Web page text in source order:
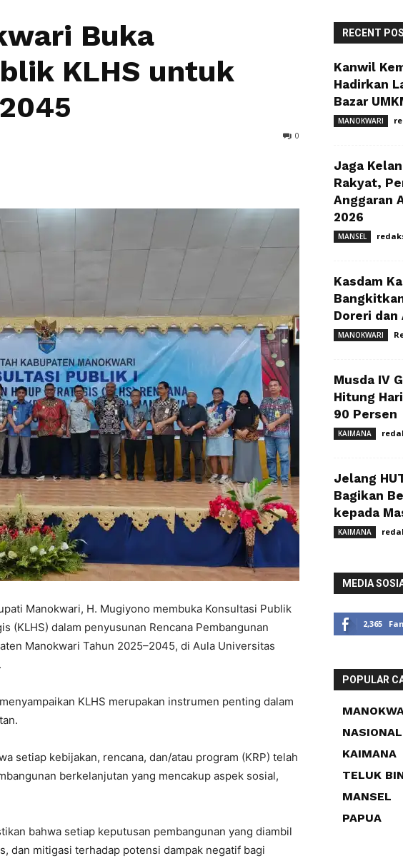
Buka
KLHS untuk
0
Manokwari, H. Mugiyono membuka Konsultasi Publik
(KLHS) dalam penyusunan Rencana Pembangunan
Manokwari Tahun 2025–2045, di Aula Universitas
KLHS merupakan instrumen penting dalam
setiap kebijakan, rencana, dan/atau program (KRP) telah
berkelanjutan yang mencakup aspek sosial,
bahwa setiap keputusan pembangunan yang diambil
dan mitigasi terhadap potensi dampak negatif bagi
RECENT
Kanwil
Hadirkan
Bazar
MANOKWARI
Jaga
Rakyat,
Anggaran
2026
MANSEL
Kasdam
Doreri dan
MANOKWARI
Musda IV
Hitung
90 Persen
KAIMANA
Jelang
Bagikan
kepada
KAIMANA
MEDIA
2,365
POPULAR
NASIONAL
KAIMANA
TELUK
MANSEL
PAPUA